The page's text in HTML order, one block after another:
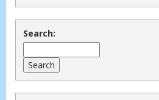
Search: